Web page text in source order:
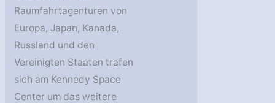
Raumfahrtagenturen von
Europa, Japan, Kanada,
Russland und den
Vereinigten Staaten trafen
sich am Kennedy Space
Center um das weitere